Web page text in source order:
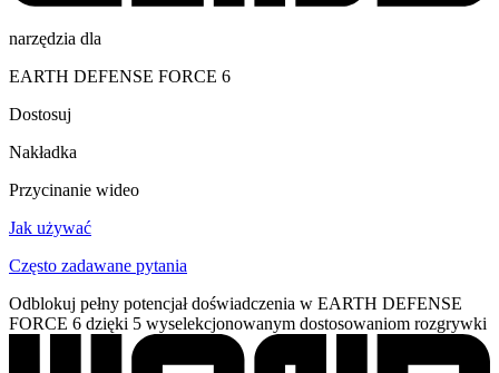
narzędzia dla
EARTH DEFENSE FORCE 6
Dostosuj
Nakładka
Przycinanie wideo
Jak używać
Często zadawane pytania
Odblokuj pełny potencjał doświadczenia w EARTH DEFENSE
FORCE 6 dzięki 5 wyselekcjonowanym dostosowaniom rozgrywki